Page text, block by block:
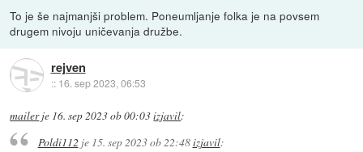
To je še najmanjši problem. Poneumljanje folka je na povsem
drugem nivoju uničevanja družbe.
rejven
:: 16. sep 2023, 06:53
mailerje 16. sep 2023 ob 00:03izjavil:
Poldi112je 15. sep 2023 ob 22:48izjavil: